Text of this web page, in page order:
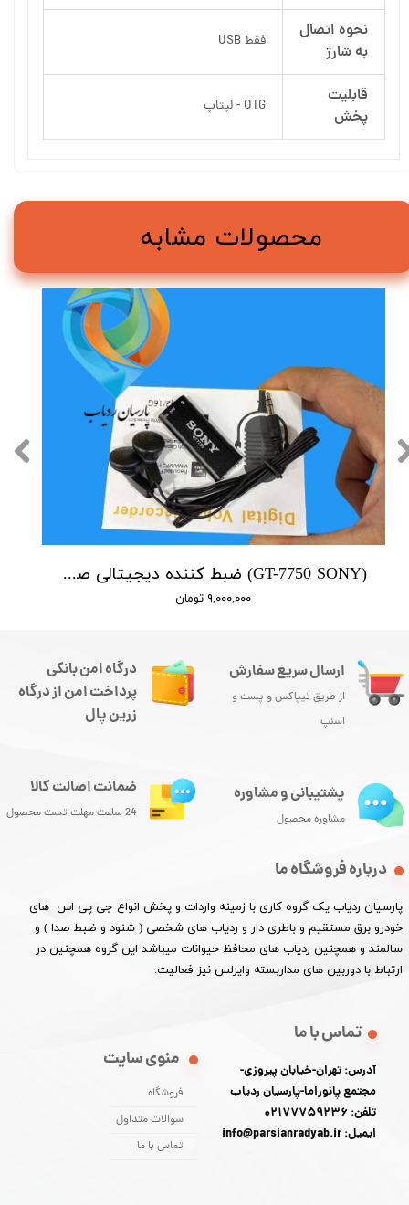
نحوه اتصال
به شارژ
فقط USB
قابلیت
پخش
OTG - لپتاپ
(GT-7750 SONY) ضبط کننده دیجیتالی صدا سونی - 16 گیگابایت - سنسور هوشمند صدا
۹,۰۰۰,۰۰۰ تومان
محصولات مشابه
ارسال سریع سفارش
از طریق تیپاکس و پست و
اسنپ
درباره فروشگاه ما
پارسیان ردیاب یک گروه کاری با زمینه واردات و پخش انواع جی پی اس های
خودرو برق مستقیم و باطری دار و ردیاب های شخصی ( شنود و ضبط صدا ) و
سالمند و همچنین ردیاب های محافظ حیوانات میباشد این گروه همچنین در
ارتباط با دوربین های مداربسته وایرلس نیز فعالیت.​​​​​​​
منوی سایت
فروشگاه
سوالات متداول
تماس با ما
تماس با ما
آدرس: تهران-خیابان پیروزی-
مجتمع پانوراما-پارسیان ردیاب
تلفن: 02177759236
ایمیل: info@parsianradyab.ir
درگاه امن بانکی
پرداخت امن از درگاه
زرین پال
پشتیبانی و مشاوره
مشاوره محصول
ضمانت اصالت کالا
24 ساعت مهلت تست محصول